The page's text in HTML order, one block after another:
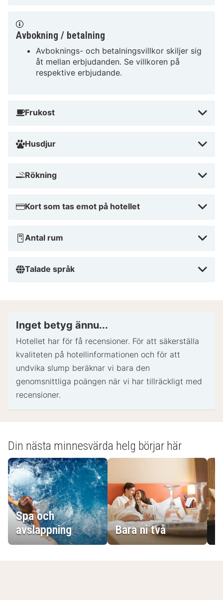
Avbokning / betalning
Avboknings- och betalningsvillkor skiljer sig
åt mellan erbjudanden. Se villkoren på
respektive erbjudande.
Frukost
Husdjur
Rökning
Kort som tas emot på hotellet
Antal rum
Talade språk
Inget betyg ännu...
Hotellet har för få recensioner. För att säkerställa
kvaliteten på hotellinformationen och för att
undvika slump beräknar vi bara den
genomsnittliga poängen när vi har tillräckligt med
recensioner.
Din nästa minnesvärda helg börjar här
Spa och
avslappning
Bara ni två